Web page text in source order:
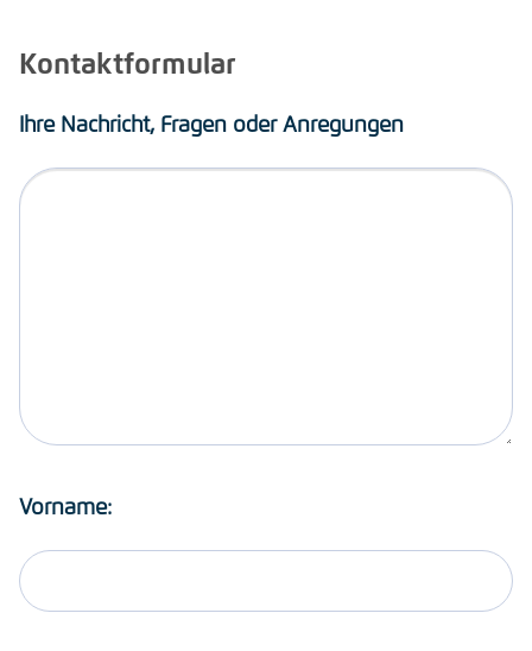
Kontaktformular
Ihre Nachricht, Fragen oder Anregungen
Vorname: